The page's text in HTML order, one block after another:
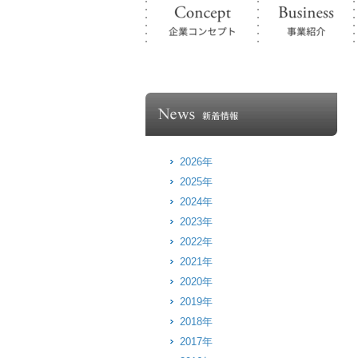
2026年
2025年
2024年
2023年
2022年
2021年
2020年
2019年
2018年
2017年